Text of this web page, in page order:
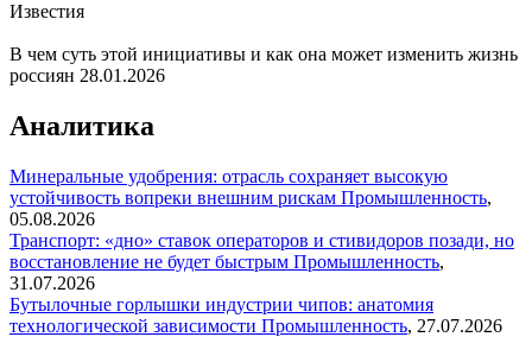
Известия
В чем суть этой инициативы и как она может изменить жизнь
россиян 28.01.2026
Аналитика
Минеральные удобрения: отрасль сохраняет высокую
устойчивость вопреки внешним рискам Промышленность,
05.08.2026
Транспорт: «дно» ставок операторов и стивидоров позади, но
восстановление не будет быстрым Промышленность,
31.07.2026
Бутылочные горлышки индустрии чипов: анатомия
технологической зависимости Промышленность, 27.07.2026